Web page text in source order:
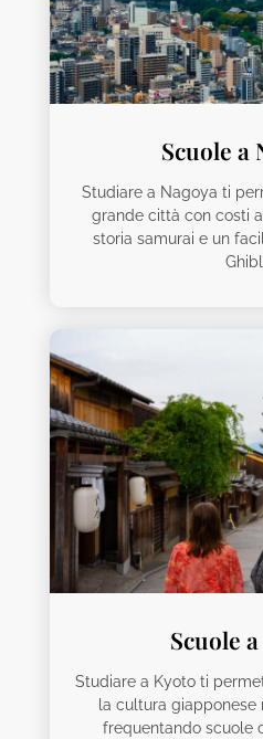
Scuole a
Studiare a Nagoya ti
grande città con costi
storia samurai e un
Scuole
Studiare a Kyoto ti
la cultura giapponese
frequentando scuole